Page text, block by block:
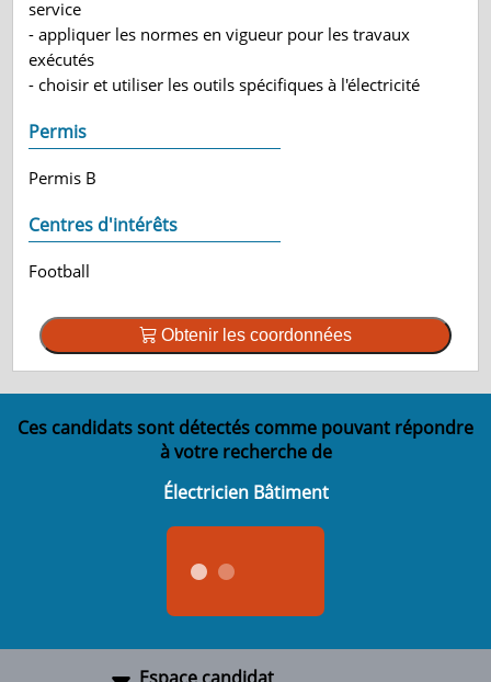
service
- appliquer les normes en vigueur pour les travaux
exécutés
- choisir et utiliser les outils spécifiques à l'électricité
Permis
Permis B
Centres d'intérêts
Football
Obtenir les coordonnées
Ces candidats sont détectés comme pouvant répondre
à votre recherche de
Électricien Bâtiment